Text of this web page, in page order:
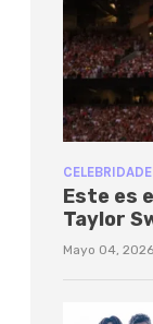
Este es
Taylor
Mayo 04, 2026